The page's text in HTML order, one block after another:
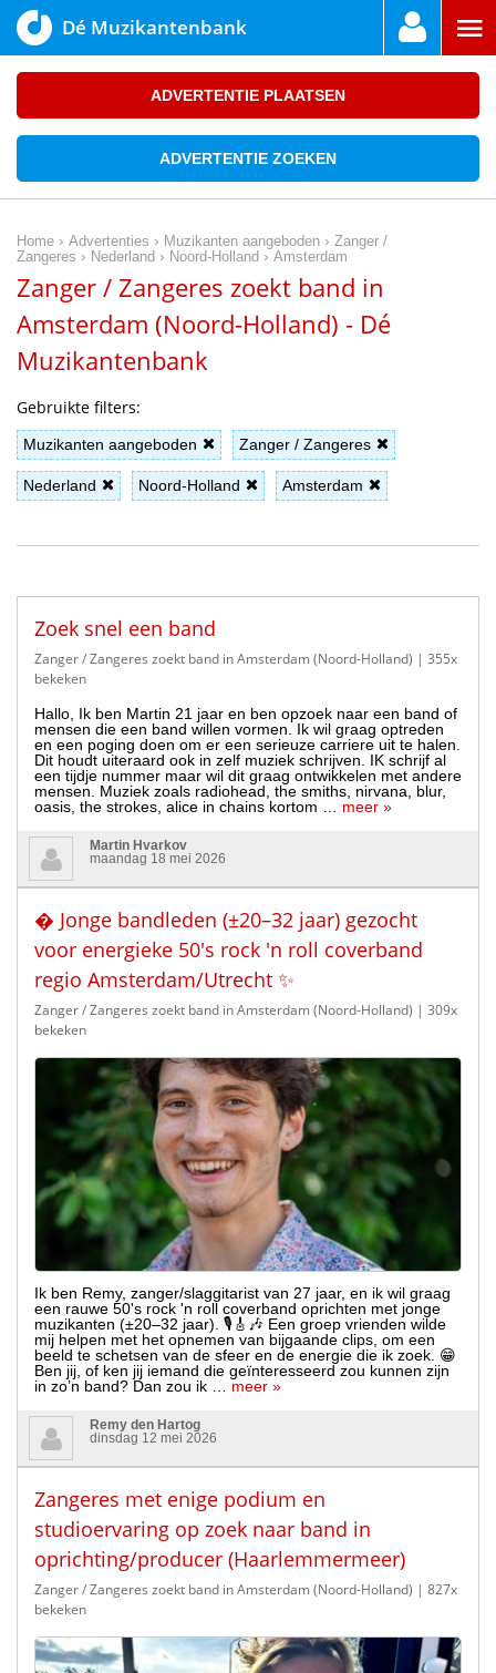
Dé Muzikantenbank
ADVERTENTIE PLAATSEN
ADVERTENTIE ZOEKEN
Home › Advertenties › Muzikanten aangeboden › Zanger /
Zangeres › Nederland › Noord-Holland › Amsterdam
Zanger / Zangeres zoekt band in
Amsterdam (Noord-Holland) - Dé
Muzikantenbank
Gebruikte filters:
Muzikanten aangeboden Zanger / Zangeres
Nederland Noord-Holland Amsterdam
Zoek snel een band
Zanger / Zangeres zoekt band in Amsterdam (Noord-Holland) | 355x
bekeken
Hallo, Ik ben Martin 21 jaar en ben opzoek naar een band of
mensen die een band willen vormen. Ik wil graag optreden
en een poging doen om er een serieuze carriere uit te halen.
Dit houdt uiteraard ook in zelf muziek schrijven. IK schrijf al
een tijdje nummer maar wil dit graag ontwikkelen met andere
mensen. Muziek zoals radiohead, the smiths, nirvana, blur,
oasis, the strokes, alice in chains kortom … meer »
Martin Hvarkov
maandag 18 mei 2026
� Jonge bandleden (±20–32 jaar) gezocht
voor energieke 50's rock 'n roll coverband
regio Amsterdam/Utrecht ✨
Zanger / Zangeres zoekt band in Amsterdam (Noord-Holland) | 309x
bekeken
Ik ben Remy, zanger/slaggitarist van 27 jaar, en ik wil graag
een rauwe 50's rock 'n roll coverband oprichten met jonge
muzikanten (±20–32 jaar). 🎙️🎸🎶 Een groep vrienden wilde
mij helpen met het opnemen van bijgaande clips, om een
beeld te schetsen van de sfeer en de energie die ik zoek. 😁
Ben jij, of ken jij iemand die geïnteresseerd zou kunnen zijn
in zo’n band? Dan zou ik … meer »
Remy den Hartog
dinsdag 12 mei 2026
Zangeres met enige podium en
studioervaring op zoek naar band in
oprichting/producer (Haarlemmermeer)
Zanger / Zangeres zoekt band in Amsterdam (Noord-Holland) | 827x
bekeken